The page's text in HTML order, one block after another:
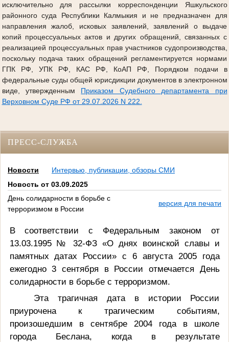
исключительно для рассылки корреспонденции Яшкульского
районного суда Республики Калмыкия и не предназначен для
направления жалоб, исковых заявлений, заявлений о выдаче
копий процессуальных актов и других обращений, связанных с
реализацией процессуальных прав участников судопроизводства,
поскольку подача таких обращений регламентируется нормами
ГПК РФ, УПК РФ, КАС РФ, КоАП РФ, Порядком подачи в
федеральные суды общей юрисдикции документов в электронном
виде, утвержденным Приказом Судебного департамента при
Верховном Суде РФ от 29.07.2026 N 222.
ПРЕСС-СЛУЖБА
Новости
Интервью, публикации, обзоры СМИ
Новость от 03.09.2025
День солидарности в борьбе с
терроризмом в России
версия для печати
В соответствии c Федеральным законом от
13.03.1995 № 32-ФЗ «О днях воинской славы и
памятных датах России» с 6 августа 2005 года
ежегодно 3 сентября в России отмечается День
солидарности в борьбе с терроризмом.
Эта трагичная дата в истории России
приурочена к трагическим событиям,
произошедшим в сентябре 2004 года в школе
города Беслана, когда в результате